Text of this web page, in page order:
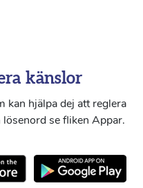
känslor
kan hjälpa dej att reglera
se fliken Appar.